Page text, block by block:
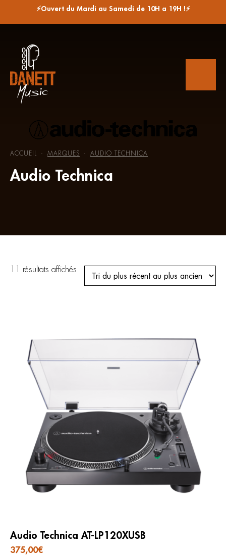
⚡Ouvert du Mardi au Samedi de 10H a 19H !⚡
Audio Technica
ACCUEIL - MARQUES - AUDIO TECHNICA
11 résultats affichés
plus
Audio Technica AT-LP120XUSB
375,00€